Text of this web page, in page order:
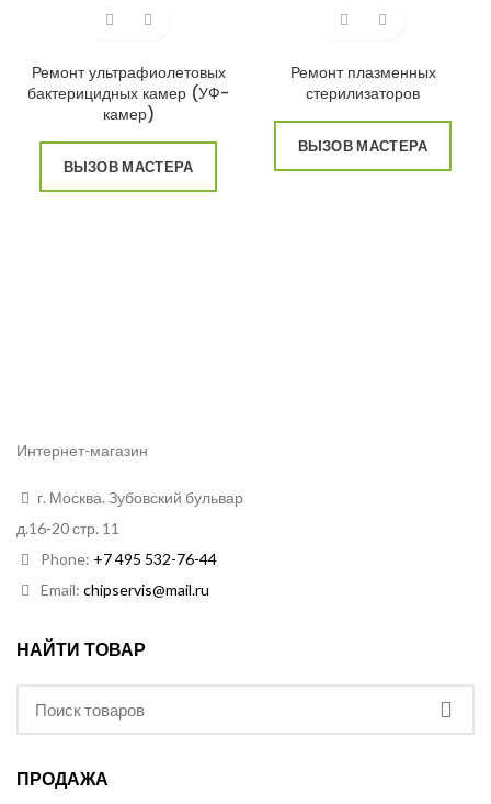
Ремонт ультрафиолетовых
бактерицидных камер (УФ-
камер)
ВЫЗОВ МАСТЕРА
Ремонт плазменных
стерилизаторов
ВЫЗОВ МАСТЕРА
Интернет-магазин
г. Москва. Зубовский бульвар
д.16-20 стр. 11
Phone: +7 495 532-76-44
Email: chipservis@mail.ru
НАЙТИ ТОВАР
ПРОДАЖА